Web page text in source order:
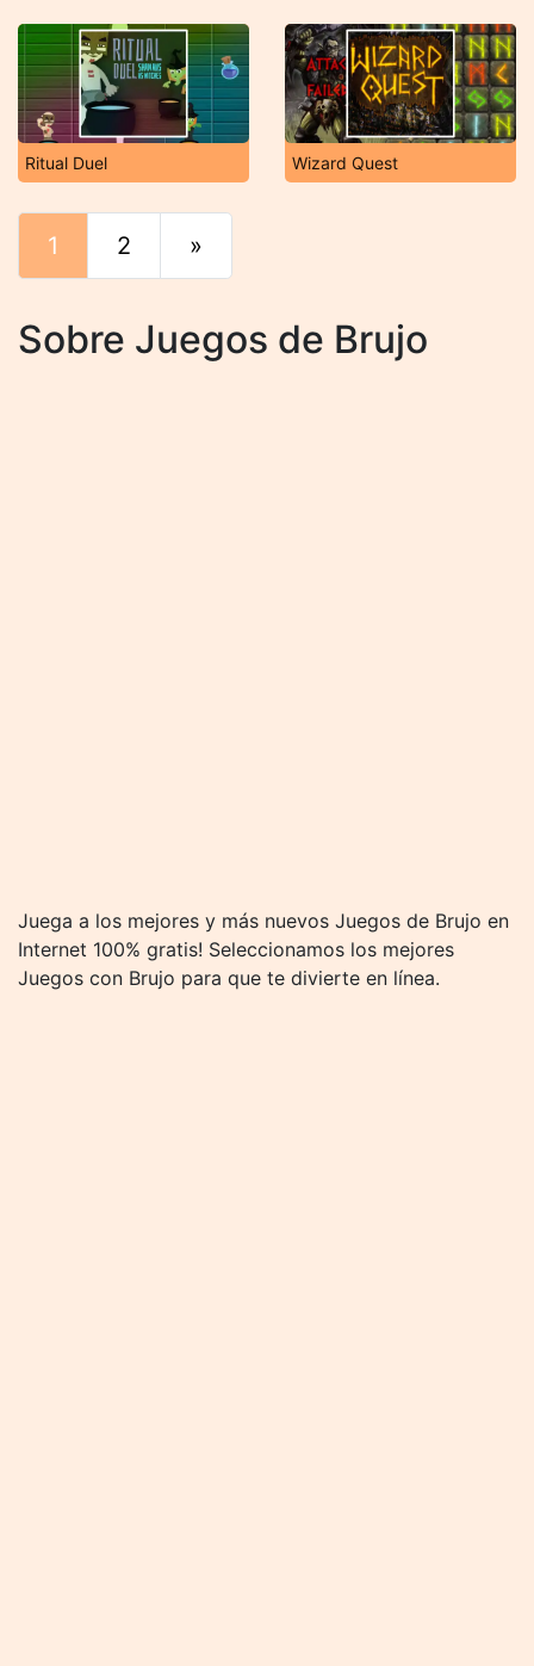
Ritual Duel Wizard Quest
1 2 »
Sobre Juegos de Brujo
Juega a los mejores y más nuevos Juegos de Brujo en
Internet 100% gratis! Seleccionamos los mejores
Juegos con Brujo para que te divierte en línea.